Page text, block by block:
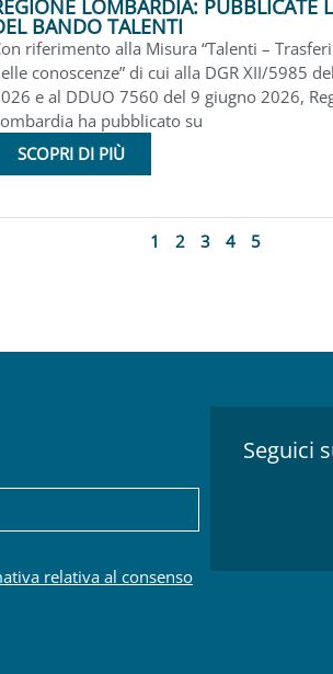
LOMBARDIA: PUBBLICATE
BANDO TALENTI
riferimento alla Misura “Talenti –
conoscenze” di cui alla DGR XII/5985
e al DDUO 7560 del 9 giugno 2026,
ha pubblicato su
SCOPRI DI PIÙ
1 2 3 4 5
relativa al consenso
Seguici